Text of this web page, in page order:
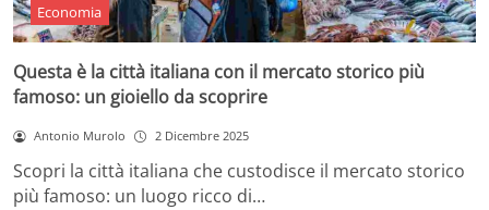
Economia
Questa è la città italiana con il mercato storico più
famoso: un gioiello da scoprire
Antonio Murolo 2 Dicembre 2025
Scopri la città italiana che custodisce il mercato storico
più famoso: un luogo ricco di…